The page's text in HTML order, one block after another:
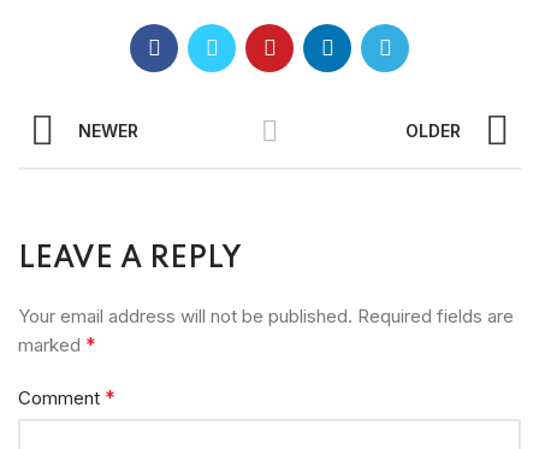
NEWER OLDER
LEAVE A REPLY
Your email address will not be published. Required fields are
marked *
Comment *